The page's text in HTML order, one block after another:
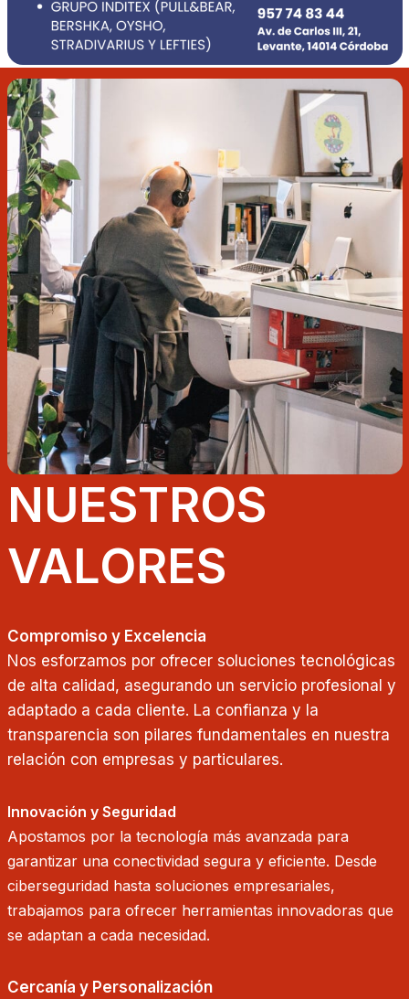
NUESTROS
VALORES
Compromiso y Excelencia
Nos esforzamos por ofrecer soluciones tecnológicas
de alta calidad, asegurando un servicio profesional y
adaptado a cada cliente. La confianza y la
transparencia son pilares fundamentales en nuestra
relación con empresas y particulares.
Innovación y Seguridad
Apostamos por la tecnología más avanzada para
garantizar una conectividad segura y eficiente. Desde
ciberseguridad hasta soluciones empresariales,
trabajamos para ofrecer herramientas innovadoras que
se adaptan a cada necesidad.
Cercanía y Personalización